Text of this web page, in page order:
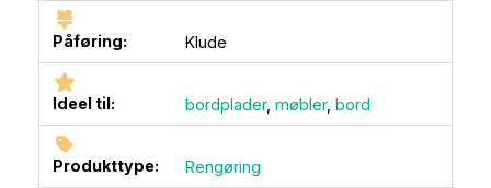
Påføring: Klude
Ideel til: bordplader, møbler, bord
Produkttype: Rengøring